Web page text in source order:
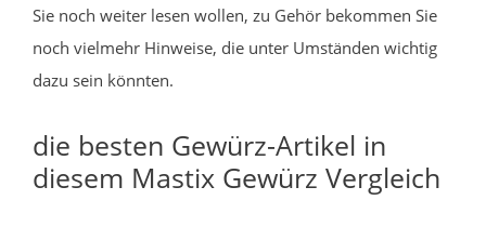
Sie noch weiter lesen wollen, zu Gehör bekommen Sie
noch vielmehr Hinweise, die unter Umständen wichtig
dazu sein könnten.
die besten Gewürz-Artikel in
diesem Mastix Gewürz Vergleich